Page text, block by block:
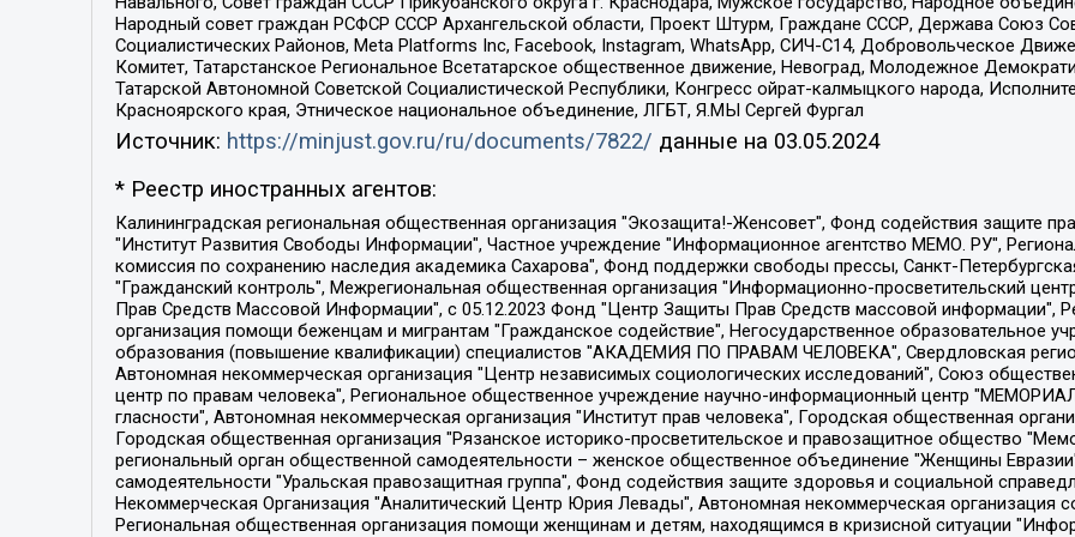
Народный совет граждан РСФСР СССР Архангельской области, Проект Штурм, Граждане СССР, Держава Союз
Социалистических Районов, Meta Platforms Inc, Facebook, Instagram, WhatsApp, СИЧ-С14, Добровольческое
Комитет, Татарстанское Региональное Всетатарское общественное движение, Невоград, Молодежное
Татарской Автономной Советской Социалистической Республики, Конгресс ойрат-калмыцкого народа,
Красноярского края, Этническое национальное объединение, ЛГБТ, Я.МЫ Сергей Фургал
Источник: https://minjust.gov.ru/ru/documents/7822/ данные на 03.05.2024
* Реестр иностранных агентов:
Калининградская региональная общественная организация "Экозащита!-Женсовет", Фонд содействия защите прав и свобод граждан "Общественный вердикт", Фонд "Институт Развития Свободы Информации", Частное учреждение "Информационное агентство МЕМО. РУ", Региональная общественная организация "Общественная комиссия по сохранению наследия академика Сахарова", Фонд поддержки свободы прессы, Санкт-Петербургская общественная правозащитная организация "Гражданский контроль", Межрегиональная общественная организация "Информационно-просветительский центр "Мемориал", Региональный Фонд "Центр Защиты Прав Средств Массовой Информации", с 05.12.2023 Фонд "Центр Защиты Прав Средств массовой информации", Региональная общественная благотворительная организация помощи беженцам и мигрантам "Гражданское содействие", Негосударственное образовательное учреждение дополнительного профессионального образования (повышение квалификации) специалистов "АКАДЕМИЯ ПО ПРАВАМ ЧЕЛОВЕКА", Свердловская региональная общественная организация "Сутяжник", Автономная некоммерческая организация "Центр независимых социологических исследований", Союз общественных объединений "Российский исследовательский центр по правам человека", Региональное общественное учреждение научно-информационный центр "МЕМОРИАЛ", Некоммерческая организация "Фонд защиты гласности", Автономная некоммерческая организация "Институт прав человека", Городская общественная организация "Екатеринбургское общество "МЕМОРИАЛ", Городская общественная организация "Рязанское историко-просветительское и правозащитное общество "Мемориал" (Рязанский Мемориал), Челябинский региональный орган общественной самодеятельности – женское общественное объединение "Женщины Евразии", Челябинский региональный орган общественной самодеятельности "Уральская правозащитная группа", Фонд содействия защите здоровья и социальной справедливости имени Андрея Рылькова, Автономная Некоммерческая Организация "Аналитический Центр Юрия Левады", Автономная некоммерческая организация социальной поддержки населения "Проект Апрель", Региональная общественная организация помощи женщинам и детям, находящимся в кризисной ситуации "Информационно-методический центр "Анна", Фонд содействия развитию массовых коммуникаций и правовому просвещению "Так-так-Так", Фонд содействия устойчивому развитию "Серебряная тайга", Свердловский региональный общественный фонд социальных проектов "Новое время", "Idel.Реалии", Кавказ.Реалии, Крым.Реалии, Телеканал Настоящее Время, Татаро-башкирская служба Радио Свобода (Azatliq Radiosi), Радио Свободная Европа/Радио Свобода (PCE/PC), "Сибирь.Реалии", "Фактограф", Благотворительный фонд помощи осужденным и их семьям, Автономная некоммерческая организация "Институт глобализации и социальных движений", Фонд "В защиту прав заключенных", Частное учреждение "Центр поддержки и содействия развитию средств массовой информации", Пензенский региональный общественный благотворительный фонд "Гражданский союз", "Север.Реалии", Некоммерческая организация Фонд "Правовая инициатива", Общество с ограниченной ответственностью "Радио Свободная Европа/Радио Свобода", Чешское информационное агентство "MEDIUM-ORIENT", Красноярская региональная общественная организация "Мы против СПИДа", Камалягин Денис Николаевич, Маркелов Сергей Евгеньевич, Пономарев Лев Александрович, Савицкая Людмила Алексеевна, Автономная некоммерческая организация "Центр по работе с проблемой насилия "НАСИЛИЮ.НЕТ", Межрегиональный профессиональный союз работников здравоохранения "Альянс врачей", Юридическое лицо, зарегистрированное в Латвийской Республике, SIA "Medusa Project" (регистрационный номер 40103797863, дата регистрации 10.06.2014), Некоммерческая организация "Фонд по борьбе с коррупцией", Автономная некоммерческая организация "Институт права и публичной политики", Баданин Роман Сергеевич, Гликин Максим Александрович, Железнова Мария Михайловна, Лукьянова Юлия Сергеевна, Маетная Елизавета Витальевна, Маняхин Петр Борисович, Чуракова Ольга Владимировна, Ярош Юлия Петровна, Юридическое лицо "The Insider SIA", зарегистрированное в Риге, Латвийская Республика (дата регистрации 26.06.2015), являющееся администратором доменного имени интернет-издания "The Insider SIA", https://theins.ru, Постернак Алексей Евгеньевич, Рубин Михаил Аркадьевич, Анин Роман Александрович, Юридическое лицо Istories fonds, зарегистрированное в Латвийской Республике (регистрационный номер 50008295751, дата регистрации 24.02.2020), Великовский Дмитрий Александрович, Долинина Ирина Николаевна, Мароховская Алеся Алексеевна, Шлейнов Роман Юрьевич, Шмагун Олеся Валентиновна, Общество с ограниченной ответственностью "Альтаир 2021", Общество с ограниченной ответственностью "Вега 2021", Общество с ограниченной ответственностью "Главный редактор 2021", Общество с ограниченной ответственностью "Ромашки монолит", Важенков Артем Валерьевич, Ивановская областная общественная организация "Центр гендерных исследований", Гурман Юрий Альбертович, Медиапроект "ОВД-Инфо", Егоров Владимир Владимирович, Жилинский Владимир Александрович, Общество с ограниченной ответственностью "ЗП", Иванова София Юрьевна, Карезина Инна Павловна, Кильтау Екатерина Викторовна, Петров Алексей Викторович, Пискунов Сергей Евгеньевич, Смирнов Сергей Сергеевич, Тихонов Михаил Сергеевич, Общество с ограниченной ответственностью "ЖУРНАЛИСТ-ИНОСТРАННЫЙ АГЕНТ", Арапова Галина Юрьевна, Вольтская Татьяна Анатольевна, Американская компания "Mason G.E.S. Anonymous Foundation" (США), являющаяся владельцем интернет-издания https://mnews.world/, Компания "Stichting Bellingcat", зарегистрированная в Нидерландах (дата регистрации 11.07.2018), Захаров Андрей Вячеславович, Клепиковская Екатерина Дмитриевна, Общество с ограниченной ответственностью "МЕМО", Перл Роман Александрович, Симонов Евгений Алексеевич, Соловьева Елена Анатольевна, Сотников Даниил Владимирович, Сурначева Елизавета Дмитриевна, Автономная некоммерческая организация по защите прав человека и информированию населения "Якутия – Наше Мнение", Общество с ограниченной ответственностью "Москоу диджитал медиа", с 26.01.2023 Общество с ограниченной ответственностью "Чайка Белые сады", Ветошкина Валерия Валерьевна, Заговора Максим Александрович, Межрегиональное общественное движение "Российская ЛГБТ - сеть", Оленичев Максим Владимирович, Павлов Иван Юрьевич, Скворцова Елена Сергеевна, Общество с ограниченной ответственностью "Как бы инагент", Кочетков Игорь Викторович, Общество с ограниченной ответственностью "Честные выборы", Еланчик Олег Александрович, Общество с ограниченной ответственностью "Нобелевский призыв", Гималова Регина Эмилевна, Григорьев Андрей Валерьевич, Григорьева Алина Александровна, Ассоциация по содействию защите прав призывников, альтернативнослужащих и военнослужащих "Правозащитная группа